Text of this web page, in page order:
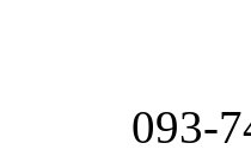
093-